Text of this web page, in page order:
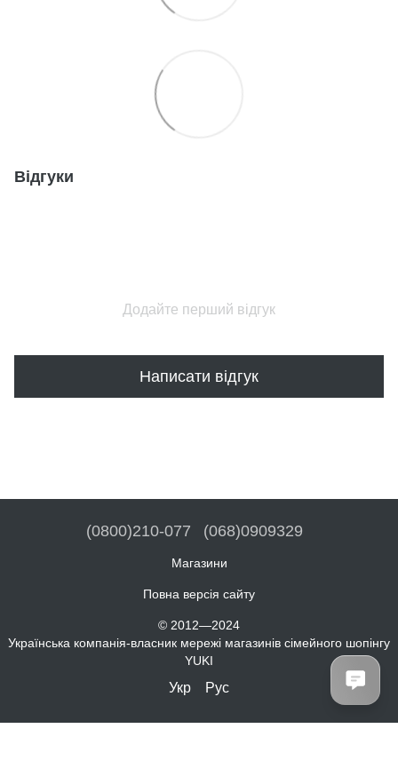
Відгуки
Додайте перший відгук
Написати відгук
(0800)210-077 (068)0909329
Магазини
Повна версія сайту
© 2012—2024
Українська компанія-власник мережі магазинів сімейного шопінгу
YUKI
Укр Рус